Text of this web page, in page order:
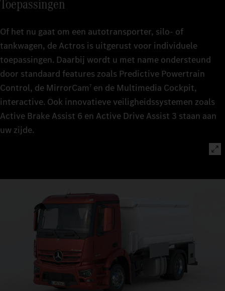
Toepassingen
Of het nu gaat om een autotransporter, silo- of
tankwagen, de Actros is uitgerust voor individuele
toepassingen. Daarbij wordt u met name ondersteund
door standaard features zoals Predictive Powertrain
Control, de MirrorCam7 en de Multimedia Cockpit,
interactive. Ook innovatieve veiligheidssystemen zoals
Active Brake Assist 6 en Active Drive Assist 3 staan aan
uw zijde.